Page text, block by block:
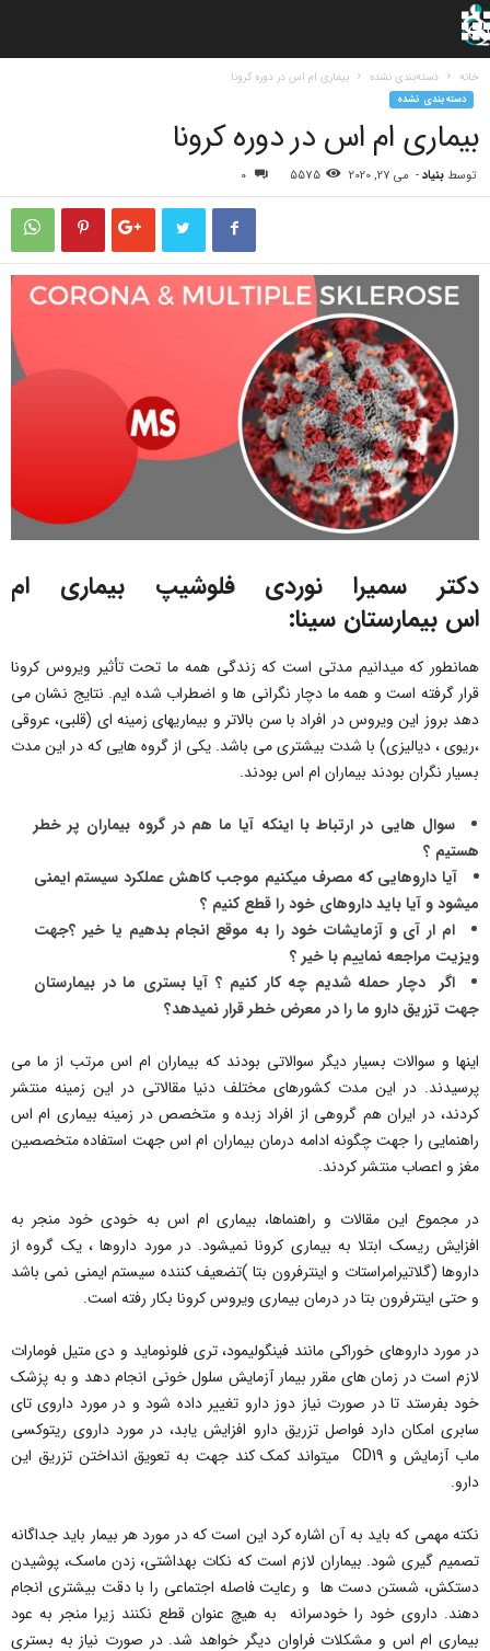
خانه دسته‌بندی نشده بیماری ام اس در دوره کرونا
دسته‌بندی نشده
بیماری ام اس در دوره کرونا
توسط بنیاد- می 27, 2020 5575
0
دکتر سمیرا نوردی فلوشیپ بیماری ام
اس بیمارستان سینا:
همانطور که میدانیم مدتی است که زندگی همه ما تحت تأثیر ویروس کرونا
قرار گرفته است و همه ما دچار نگرانی ها و اضطراب شده ایم. نتایج نشان می
دهد بروز این ویروس در افراد با سن بالاتر و بیماریهای زمینه ای (قلبی، عروقی
،ریوی ، دیالیزی) با شدت بیشتری می باشد. یکی از گروه هایی که در این مدت
بسیار نگران بودند بیماران ام اس بودند.
سوال هایی در ارتباط با اینکه آیا ما هم در گروه بیماران پر خطر
هستیم ؟
آیا داروهایی که مصرف میکنیم موجب کاهش عملکرد سیستم ایمنی
میشود و آیا باید داروهای خود را قطع کنیم ؟
ام ار آی و آزمایشات خود را به موقع انجام بدهیم یا خیر ؟جهت
ویزیت مراجعه نماییم با خیر ؟
اگر دچار حمله شدیم چه کار کنیم ؟ آیا بستری ما در بیمارستان
جهت تزریق دارو ما را در معرض خطر قرار نمیدهد؟
اینها و سوالات بسیار دیگر سوالاتی بودند که بیماران ام اس مرتب از ما می
پرسیدند. در این مدت کشورهای مختلف دنیا مقالاتی در این زمینه منتشر
کردند، در ایران هم گروهی از افراد زبده و متخصص در زمینه بیماری ام اس
راهنمایی را جهت چگونه ادامه درمان بیماران ام اس جهت استفاده متخصصین
مغز و اعصاب منتشر کردند.
در مجموع این مقالات و راهنماها، بیماری ام اس به خودی خود منجر به
افزایش ریسک ابتلا به بیماری کرونا نمیشود. در مورد داروها ، یک گروه از
داروها (گلاتیرامراستات و اینترفرون بتا )تضعیف کننده سیستم ایمنی نمی باشد
و حتی اینترفرون بتا در درمان بیماری ویروس کرونا بکار رفته است.
در مورد داروهای خوراکی مانند فینگولیمود، تری فلونوماید و دی متیل فومارات
لازم است در زمان های مقرر بیمار آزمایش سلول خونی انجام دهد و به پزشک
خود بفرستد تا در صورت نیاز دوز دارو تغییر داده شود و در مورد داروی تای
سابری امکان دارد فواصل تزریق دارو افزایش یابد، در مورد داروی ریتوکسی
ماب آزمایش و CD19 میتواند کمک کند جهت به تعویق انداختن تزریق این
دارو.
نکته مهمی که باید به آن اشاره کرد این است که در مورد هر بیمار باید جداگانه
تصمیم گیری شود. بیماران لازم است که نکات بهداشتی، زدن ماسک، پوشیدن
دستکش، شستن دست ها و رعایت فاصله اجتماعی را با دقت بیشتری انجام
دهند. داروی خود را خودسرانه به هیچ عنوان قطع نکنند زیرا منجر به عود
بیماری ام اس و مشکلات فراوان دیگر خواهد شد. در صورت نیاز به بستری